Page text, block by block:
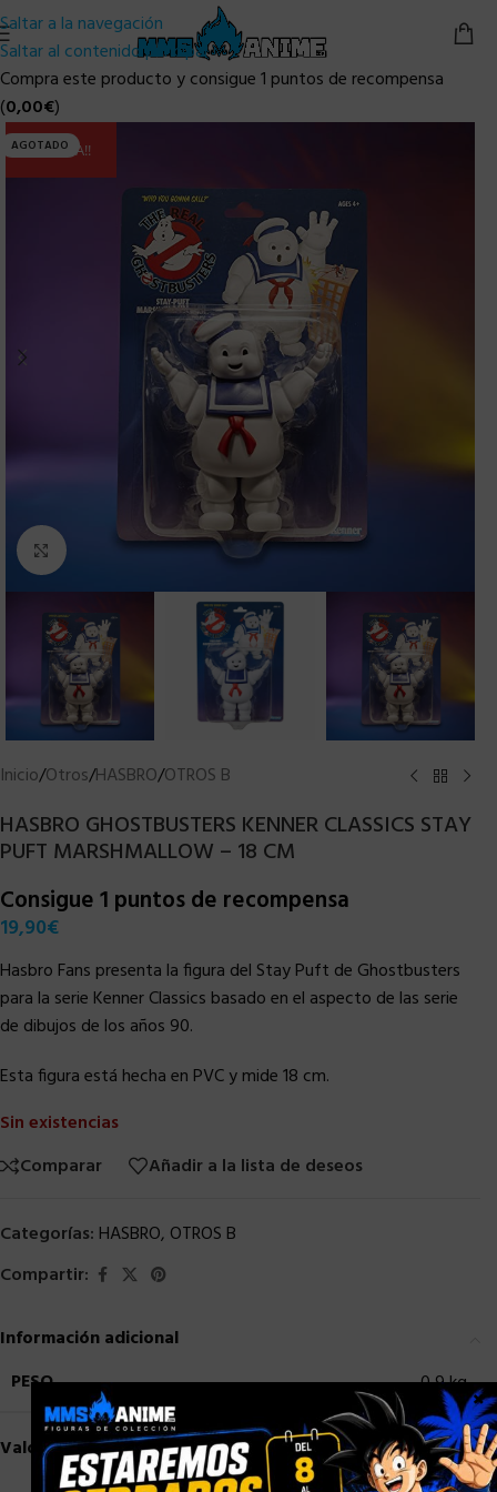
Saltar a la navegación
Saltar al contenido principal
Compra este producto y consigue 1 puntos de recompensa
(0,00€)
AGOTADO
ULTIMA!!
Clic para ampliar
Inicio/Otros/HASBRO/OTROS B
HASBRO GHOSTBUSTERS KENNER CLASSICS STAY
PUFT MARSHMALLOW – 18 CM
Consigue 1 puntos de recompensa
19,90€
Hasbro Fans presenta la figura del Stay Puft de Ghostbusters
para la serie Kenner Classics basado en el aspecto de las serie
de dibujos de los años 90.
Esta figura está hecha en PVC y mide 18 cm.
Sin existencias
Comparar
Añadir a la lista de deseos
Categorías: HASBRO, OTROS B
Compartir:
Información adicional
PESO
0,9 kg
Valoraciones (0)
×